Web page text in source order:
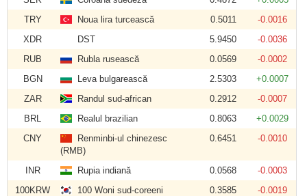
TRY
Noua lira turcească 0.5011
-0.0016
XDR
DST 5.9450
-0.0036
RUB
Rubla rusească 0.0569
-0.0002
BGN
Leva bulgarească 2.5303
+0.0007
ZAR
Randul sud-african 0.2912
-0.0007
BRL
Realul brazilian 0.8063
+0.0029
CNY
Renminbi-ul chinezesc
(RMB)
0.6451 -0.0010
INR Rupia indiană 0.0568
-0.0003
100KRW
100 Woni sud-coreeni 0.3585
-0.0019